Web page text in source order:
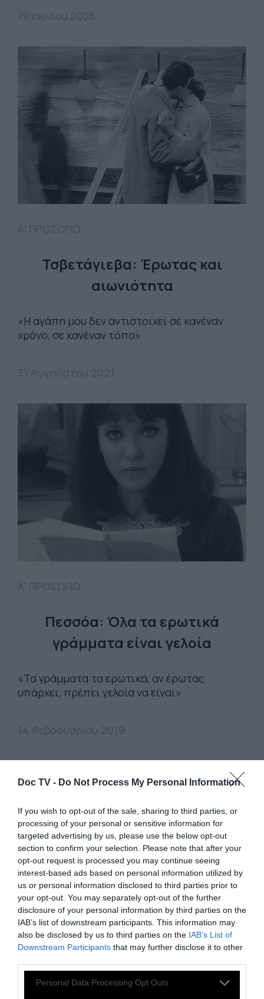
Doc TV - Do Not Process My Personal Information
If you wish to opt-out of the sale, sharing to third parties, or
processing of your personal or sensitive information for
targeted advertising by us, please use the below opt-out
section to confirm your selection. Please note that after your
opt-out request is processed you may continue seeing
interest-based ads based on personal information utilized by
us or personal information disclosed to third parties prior to
your opt-out. You may separately opt-out of the further
disclosure of your personal information by third parties on the
IAB’s list of downstream participants. This information may
also be disclosed by us to third parties on the IAB’s List of
Downstream Participants that may further disclose it to other
Personal Data Processing Opt Outs
Τσβετάγιεβα: Έρωτας και
αιωνιότητα
«Η αγάπη μου δεν αντιστοιχεί σε κανέναν
χρόνο, σε κανέναν τόπο»
Πεσσόα: Όλα τα ερωτικά
γράμματα είναι γελοία
«Τα γράμματα τα ερωτικά, αν έρωτας
υπάρχει, πρέπει γελοία να είναι»
Α' ΠΡΟΣΩΠΟ
Μίλλερ: Γράμμα στην Αναίς